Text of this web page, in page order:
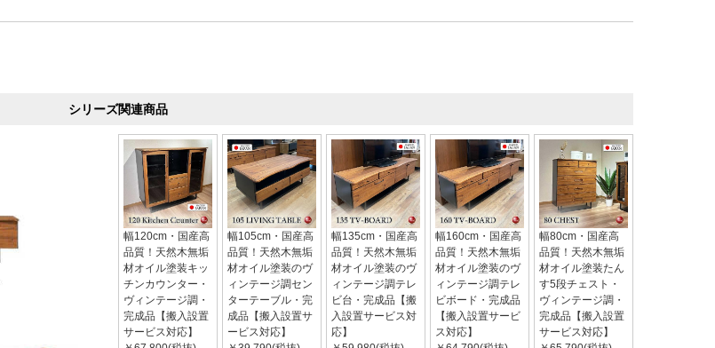
シリーズ関連商品
幅120cm・国産高
品質！天然木無垢
材オイル塗装キッ
チンカウンター・
ヴィンテージ調・
完成品【搬入設置
サービス対応】
幅105cm・国産高
品質！天然木無垢
材オイル塗装のヴ
ィンテージ調セン
ターテーブル・完
成品【搬入設置サ
ービス対応】
幅135cm・国産高
品質！天然木無垢
材オイル塗装のヴ
ィンテージ調テレ
ビ台・完成品【搬
入設置サービス対
応】
幅160cm・国産高
品質！天然木無垢
材オイル塗装のヴ
ィンテージ調テレ
ビボード・完成品
【搬入設置サービ
ス対応】
幅80cm・国産高
品質！天然木無垢
材オイル塗装たん
す5段チェスト・
ヴィンテージ調・
完成品【搬入設置
サービス対応】